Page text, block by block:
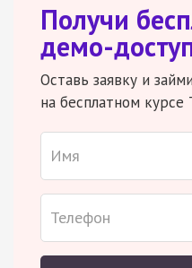
Получи
демо-
Оставь заявку и
на бесплатном курсе